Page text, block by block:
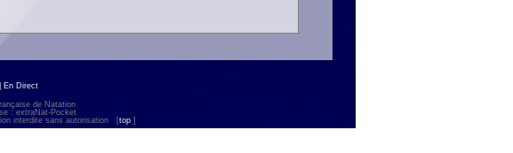
En Direct
de Natation
: extraNat-Pocket
interdite sans autorisation
[top ]